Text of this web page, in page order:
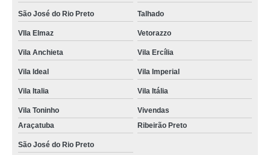
São José do Rio Preto Talhado
VIla Elmaz Vetorazzo
Vila Anchieta Vila Ercília
Vila Ideal Vila Imperial
Vila Italia Vila Itália
Vila Toninho
Vivendas
Araçatuba
Ribeirão Preto
São José do Rio Preto